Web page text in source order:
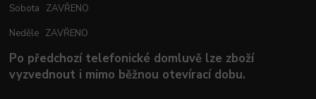
Sobota ZAVŘENO
Neděle ZAVŘENO
Po předchozí telefonické domluvě lze zboží
vyzvednout i mimo běžnou otevírací dobu.